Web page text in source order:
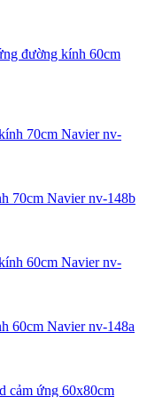
đường kính 60cm
70cm Navier nv-148b
60cm Navier nv-148a